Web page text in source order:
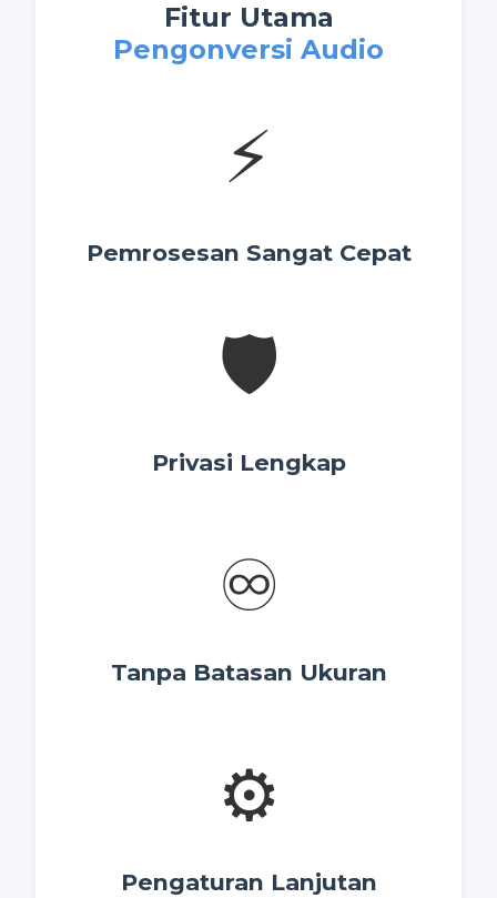
Fitur Utama
Pengonversi Audio
⚡
Pemrosesan Sangat Cepat
🛡️
Privasi Lengkap
♾️
Tanpa Batasan Ukuran
⚙️
Pengaturan Lanjutan